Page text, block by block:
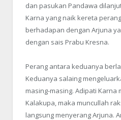
dan pasukan Pandawa
Karna yang naik kereta
berhadapan dengan Arjuna
dengan sais Prabu Kresna.
Perang antara keduanya
Keduanya salaing
masing-masing. Adipati Karna
Kalakupa, maka muncullah
langsung menyerang Arjuna.